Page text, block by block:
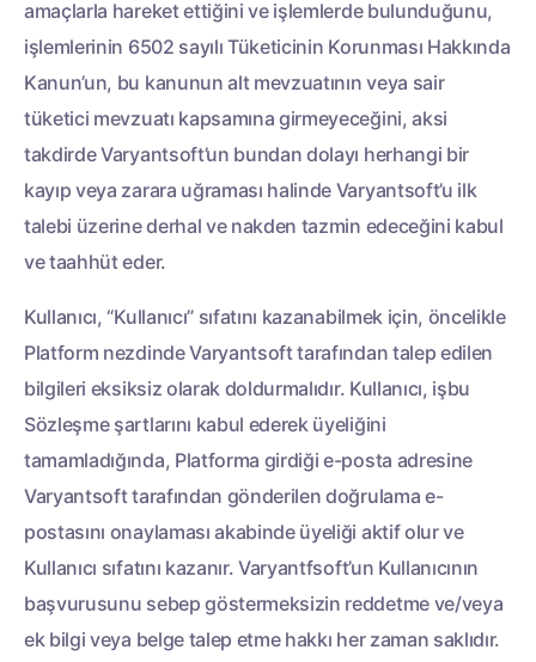
amaçlarla hareket ettiğini ve işlemlerde bulunduğunu,
işlemlerinin 6502 sayılı Tüketicinin Korunması Hakkında
Kanun’un, bu kanunun alt mevzuatının veya sair
tüketici mevzuatı kapsamına girmeyeceğini, aksi
takdirde Varyantsoft’un bundan dolayı herhangi bir
kayıp veya zarara uğraması halinde Varyantsoft’u ilk
talebi üzerine derhal ve nakden tazmin edeceğini kabul
ve taahhüt eder.
Kullanıcı, “Kullanıcı” sıfatını kazanabilmek için, öncelikle
Platform nezdinde Varyantsoft tarafından talep edilen
bilgileri eksiksiz olarak doldurmalıdır. Kullanıcı, işbu
Sözleşme şartlarını kabul ederek üyeliğini
tamamladığında, Platforma girdiği e-posta adresine
Varyantsoft tarafından gönderilen doğrulama e-
postasını onaylaması akabinde üyeliği aktif olur ve
Kullanıcı sıfatını kazanır. Varyantfsoft’un Kullanıcının
başvurusunu sebep göstermeksizin reddetme ve/veya
ek bilgi veya belge talep etme hakkı her zaman saklıdır.